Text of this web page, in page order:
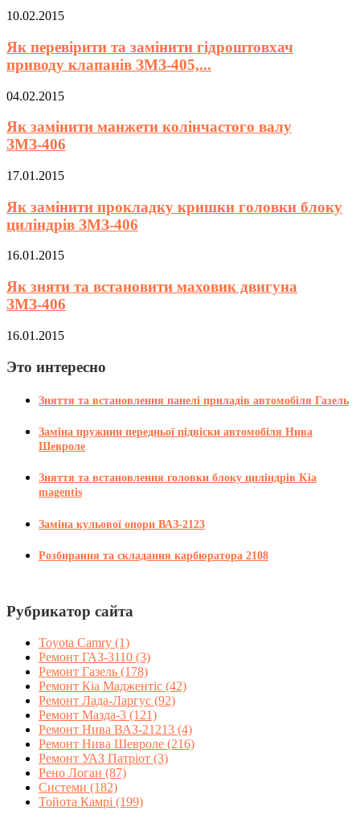
10.02.2015
Як перевірити та замінити гідроштовхач
приводу клапанів ЗМЗ-405,...
04.02.2015
Як замінити манжети колінчастого валу
ЗМЗ-406
17.01.2015
Як замінити прокладку кришки головки блоку
циліндрів ЗМЗ-406
16.01.2015
Як зняти та встановити маховик двигуна
ЗМЗ-406
16.01.2015
Это интересно
Зняття та встановлення панелі приладів автомобіля Газель
Заміна пружини передньої підвіски автомобіля Нива
Шевроле
Зняття та встановлення головки блоку циліндрів Kia
magentis
Заміна кульової опори ВАЗ-2123
Розбирання та складання карбюратора 2108
Рубрикатор сайта
Toyota Camry (1)
Ремонт ГАЗ-3110 (3)
Ремонт Газель (178)
Ремонт Кіа Маджентіс (42)
Ремонт Лада-Ларгус (92)
Ремонт Мазда-3 (121)
Ремонт Нива ВАЗ-21213 (4)
Ремонт Нива Шевроле (216)
Ремонт УАЗ Патріот (3)
Рено Логан (87)
Системи (182)
Тойота Камрі (199)